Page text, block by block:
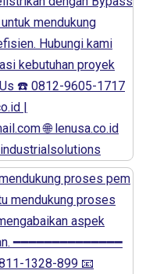
proses pem